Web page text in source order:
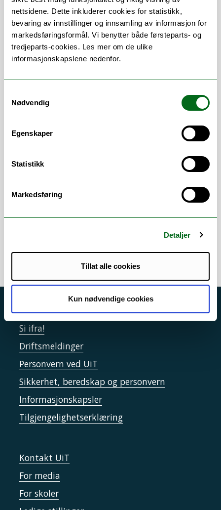
nettsidene. Dette inkluderer cookies for statistikk,
bevaring av innstillinger og innsamling av informasjon for
markedsføringsformål. Vi benytter både førsteparts- og
tredjeparts-cookies. Les mer om de ulike
informasjonskapslene nedenfor.
Nødvendig
Egenskaper
Statistikk
Markedsføring
Detaljer
Tillat alle cookies
Kun nødvendige cookies
Stillingsbeskrivelse
Jeg bistår forskere og ledere med
forenklet og forbedret søknadsprosess,
utlysninger.
Forskningsfinansiering
Forskningsrådet/
Lederstøtte/Mobilitet/Støtte til
Akutt hjelp
Si ifra!
Driftsmeldinger
Personvern ved UiT
Sikkerhet, beredskap og personvern
Informasjonskapsler
Tilgjengelighetserklæring
Kontakt UiT
For media
For skoler